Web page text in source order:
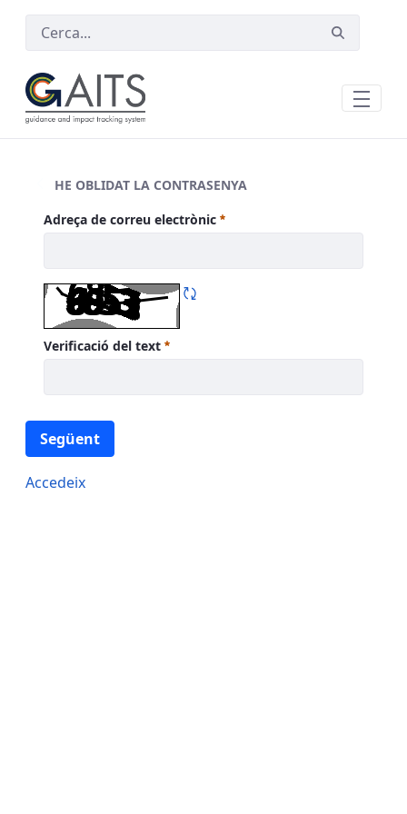
Salta al contingut principal
HE OBLIDAT LA CONTRASENYA
He oblidat la contrasenya
Adreça de correu electrònic
Obligatori
Verificació del text
Obligatori
Següent
Accedeix